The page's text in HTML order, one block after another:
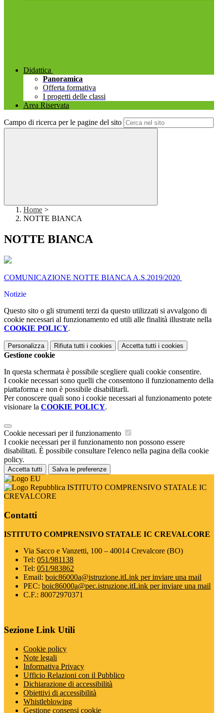
Didattica
Panoramica
Offerta formativa
I progetti delle classi
Area Riservata
Campo di ricerca per le pagine del sito
Home >
NOTTE BIANCA
NOTTE BIANCA
COMUNICAZIONE NOTTE BIANCA A.S.2019/2020
Notizie
Questo sito o gli strumenti terzi da questo utilizzati si avvalgono di
cookie necessari al funzionamento ed utili alle finalità illustrate nella
COOKIE POLICY.
Personalizza Rifiuta tutti i cookies Accetta tutti i cookies
Gestione cookie
In questa schermata è possibile scegliere quali cookie consentire.
I cookie necessari sono quelli che consentono il funzionamento della
piattaforma e non è possibile disabilitarli.
Per conoscere quali sono i cookie necessari al funzionamento potete
visionare la COOKIE POLICY.
Cookie necessari per il funzionamento
I cookie necessari per il funzionamento non possono essere
disabilitati. È possibile consultare l'elenco nella pagina della cookie
policy.
Accetta tutti Salva le preferenze
ISTITUTO COMPRENSIVO STATALE IC
CREVALCORE
Contatti
ISTITUTO COMPRENSIVO STATALE IC CREVALCORE
Via Sacco e Vanzetti, 100 – 40014 Crevalcore (BO)
Tel: 051/981138
Tel: 051/983862
Email: boic86000a@istruzione.itLink per inviare una mail
PEC: boic86000a@pec.istruzione.itLink per inviare una mail
C.F.: 80072970371
Sezione Link Utili
Cookie policy
Note legali
Informativa Privacy
Ufficio Relazioni con il Pubblico
Dichiarazione di accessibilità
Obiettivi di accessibilità
Whistleblowing
Gestione consensi cookie